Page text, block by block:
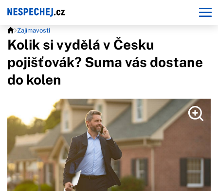
Zajímavosti
Kolik si vydělá v Česku
pojišťovák? Suma vás dostane
do kolen